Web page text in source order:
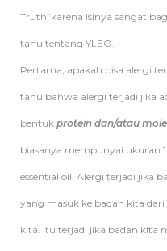
Truth”karena isinya sangat
tahu tentang YLEO.
Pertama, apakah bisa alergi
tahu bahwa alergi terjadi jika
bentuk protein dan/atau
biasanya mempunyai ukuran
essential oil. Alergi terjadi jika
yang masuk ke badan kita
kita. Itu terjadi jika badan kita